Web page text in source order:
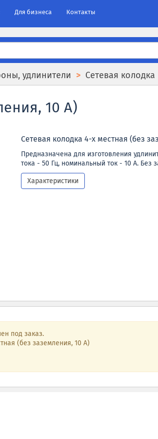
Для бизнеса Контакты
удлинители Сетевая колодка
10 А)
Сетевая колодка 4-х местная (без
Предназначена для изготовления
тока - 50 Гц, номинальный ток - 10 А. Без
Характеристики
под заказ.
(без заземления, 10 А)